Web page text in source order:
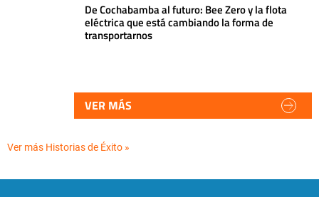
De Cochabamba al futuro: Bee Zero y la flota
eléctrica que está cambiando la forma de
transportarnos
VER MÁS
Ver más Historias de Éxito »